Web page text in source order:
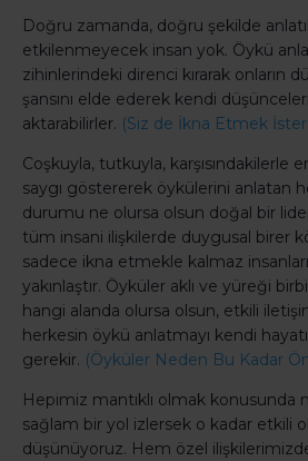
Doğru zamanda, doğru şekilde
etkilenmeyecek insan yok. Öykü
zihinlerindeki direnci kırarak onların
şansını elde ederek kendi
aktarabilirler. (Siz de İkna Etmek
Coşkuyla, tutkuyla, karşısındakilerle
saygı göstererek öykülerini anlatan
durumu ne olursa olsun doğal bir
tüm insani ilişkilerde duygusal birer
sadece ikna etmekle kalmaz
yakınlaştır. Öyküler aklı ve yüreği
hangi alanda olursa olsun, etkili
herkesin öykü anlatmayı kendi
gerekir. (Öyküler Neden Bu Kadar
Hepimiz mantıklı olmak konusunda
sağlam bir yol izlersek o kadar etkili
düşünüyoruz. Hem özel